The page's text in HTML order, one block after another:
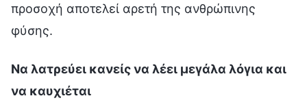
προσοχή αποτελεί αρετή της ανθρώπινης
φύσης.
Να λατρεύει κανείς να λέει μεγάλα λόγια και
να καυχιέται